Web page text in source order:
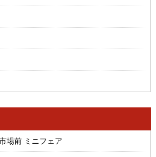
場前 ミニフェア